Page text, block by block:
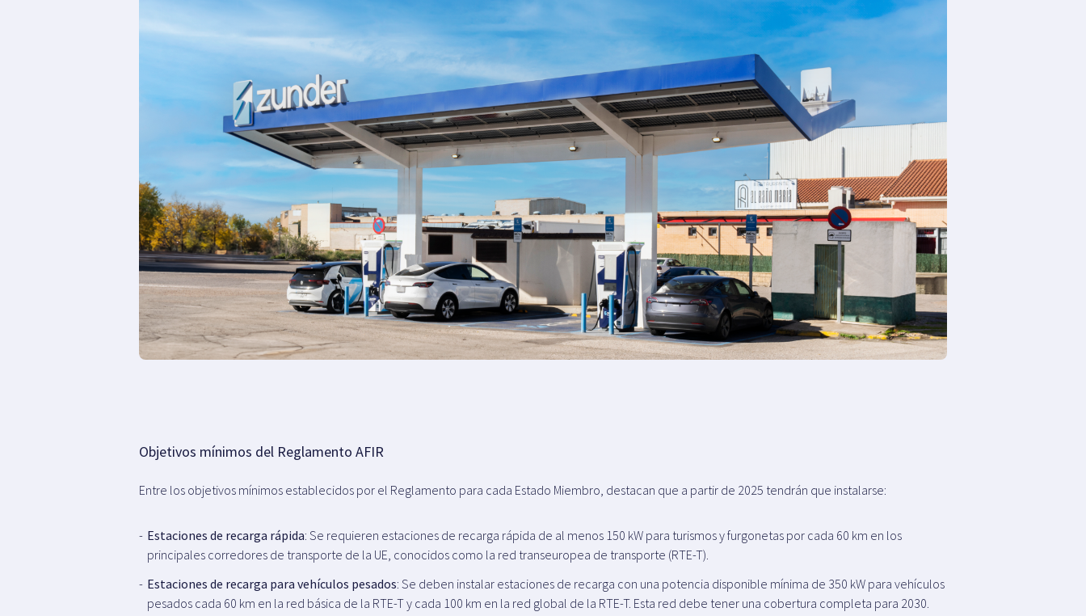
Objetivos mínimos del Reglamento AFIR
Entre los objetivos mínimos establecidos por el Reglamento para cada Estado Miembro, destacan que a partir de 2025 tendrán que instalarse:
Estaciones de recarga rápida: Se requieren estaciones de recarga rápida de al menos 150 kW para turismos y furgonetas por cada 60 km en los
principales corredores de transporte de la UE, conocidos como la red transeuropea de transporte (RTE-T).
Estaciones de recarga para vehículos pesados: Se deben instalar estaciones de recarga con una potencia disponible mínima de 350 kW para vehículos
pesados cada 60 km en la red básica de la RTE-T y cada 100 km en la red global de la RTE-T. Esta red debe tener una cobertura completa para 2030.